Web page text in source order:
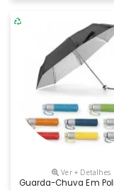
Ver + Detalhes
Guarda-Chuva Em